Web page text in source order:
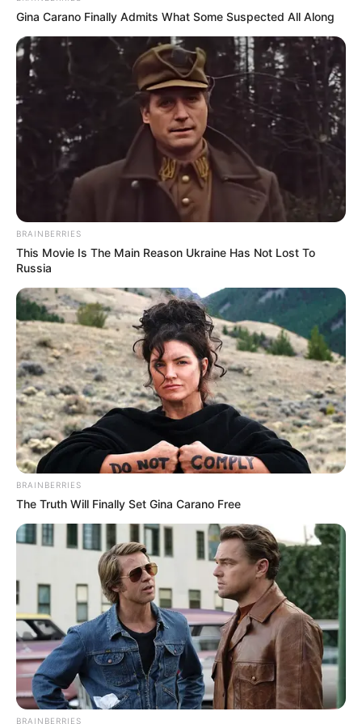
Matcha terdiri atas beragam zat yang memiliki banyak manfaat.
Kandungan kafein yang dimiliki matcha cukup tinggi mencapai
280 mg. Sedangkan untuk kandungan antioksidan matcha
Bahkan berdasarkan penelitian yang ada, kandungan antioksidan
pada matcha lebih tinggi dibandingkan dengan sayuran dan buah-
buahan.
Matcha yang kaya akan antioksidan dan EGCG (epigallocatechin
gallatel) memiliki beragam manfaat di antaranya:
Mengurangi risiko penyakit kardiovaskular
Mengurangi risiko kanker
Menurunkan kadar kolesterol jahat
Membantu proses detoksifikasi tubuh
Menenangkan pikiran dan mengurangi stress.
Green tea diolah dengan sederhana dan diminum
seperti teh pada umumnya
Gina Carano Finally Admits What Some Suspected All Along
BRAINBERRIES
This Movie Is The Main Reason Ukraine Has Not Lost To
Russia
BRAINBERRIES
The Truth Will Finally Set Gina Carano Free
BRAINBERRIES